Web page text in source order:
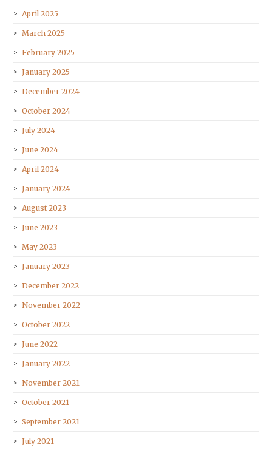
April 2025
March 2025
February 2025
January 2025
December 2024
October 2024
July 2024
June 2024
April 2024
January 2024
August 2023
June 2023
May 2023
January 2023
December 2022
November 2022
October 2022
June 2022
January 2022
November 2021
October 2021
September 2021
July 2021